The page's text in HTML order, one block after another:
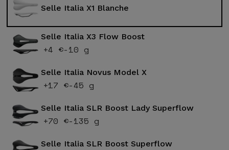
Selle Italia X1 Blanche
Selle Italia X3 Flow Boost
+4 €-10 g
Selle Italia Novus Model X
+17 €-45 g
Selle Italia SLR Boost Lady Superflow
+70 €-135 g
Selle Italia SLR Boost Superflow